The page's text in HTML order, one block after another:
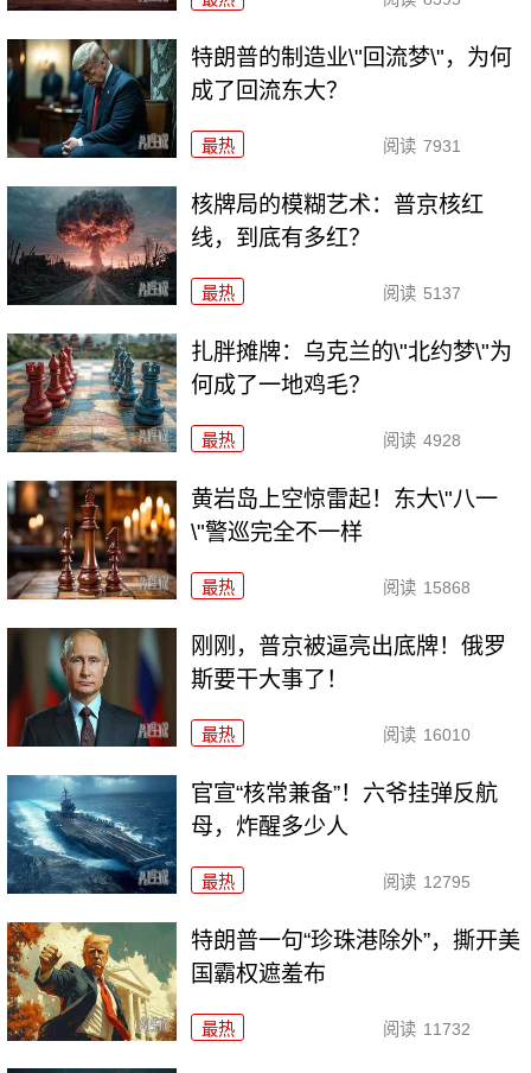
特朗普的制造业\"回流梦\"，为何
成了回流东大？
最热 阅读 7931
核牌局的模糊艺术：普京核红
线，到底有多红？
最热 阅读 5137
扎胖摊牌：乌克兰的\"北约梦\"为
何成了一地鸡毛？
最热 阅读 4928
黄岩岛上空惊雷起！东大\"八一
\"警巡完全不一样
最热 阅读 15868
刚刚，普京被逼亮出底牌！俄罗
斯要干大事了！
最热 阅读 16010
官宣“核常兼备”！六爷挂弹反航
母，炸醒多少人
最热 阅读 12795
特朗普一句“珍珠港除外”，撕开美
国霸权遮羞布
最热 阅读 11732